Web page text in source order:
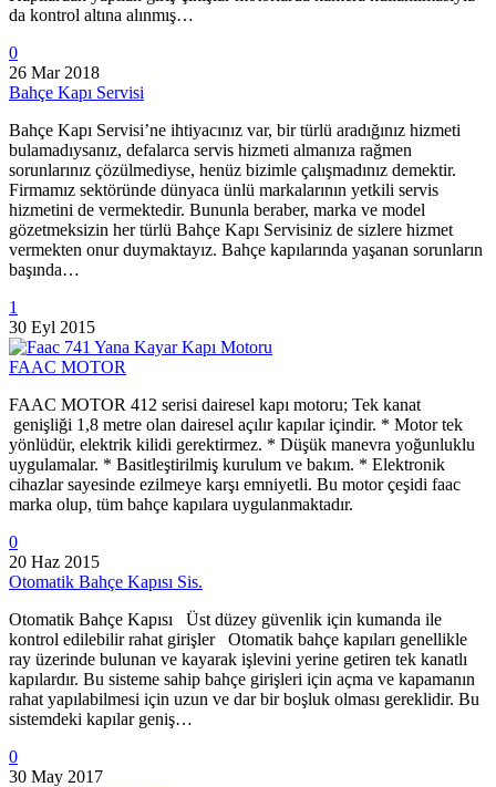
da kontrol altına alınmış…
0
26 Mar 2018
Bahçe Kapı Servisi
Bahçe Kapı Servisi’ne ihtiyacınız var, bir türlü aradığınız hizmeti
bulamadıysanız, defalarca servis hizmeti almanıza rağmen
sorunlarınız çözülmediyse, henüz bizimle çalışmadınız demektir.
Firmamız sektöründe dünyaca ünlü markalarının yetkili servis
hizmetini de vermektedir. Bununla beraber, marka ve model
gözetmeksizin her türlü Bahçe Kapı Servisiniz de sizlere hizmet
vermekten onur duymaktayız. Bahçe kapılarında yaşanan sorunların
başında…
1
30 Eyl 2015
FAAC MOTOR
FAAC MOTOR 412 serisi dairesel kapı motoru; Tek kanat
genişliği 1,8 metre olan dairesel açılır kapılar içindir. * Motor tek
yönlüdür, elektrik kilidi gerektirmez. * Düşük manevra yoğunluklu
uygulamalar. * Basitleştirilmiş kurulum ve bakım. * Elektronik
cihazlar sayesinde ezilmeye karşı emniyetli. Bu motor çeşidi faac
marka olup, tüm bahçe kapılara uygulanmaktadır.
0
20 Haz 2015
Otomatik Bahçe Kapısı Sis.
Otomatik Bahçe Kapısı Üst düzey güvenlik için kumanda ile
kontrol edilebilir rahat girişler Otomatik bahçe kapıları genellikle
ray üzerinde bulunan ve kayarak işlevini yerine getiren tek kanatlı
kapılardır. Bu sisteme sahip bahçe girişleri için açma ve kapamanın
rahat yapılabilmesi için uzun ve dar bir boşluk olması gereklidir. Bu
sistemdeki kapılar geniş…
0
30 May 2017